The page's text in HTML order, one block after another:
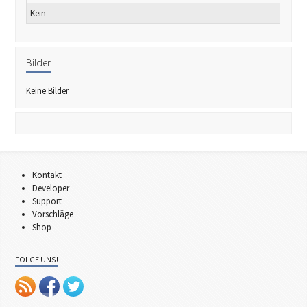
Kein
Bilder
Keine Bilder
Kontakt
Developer
Support
Vorschläge
Shop
FOLGE UNS!